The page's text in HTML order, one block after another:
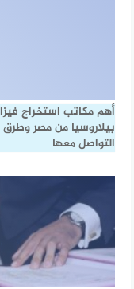
أهم مكاتب استخراج فيزا
بيلاروسيا من مصر وطرق
التواصل معها